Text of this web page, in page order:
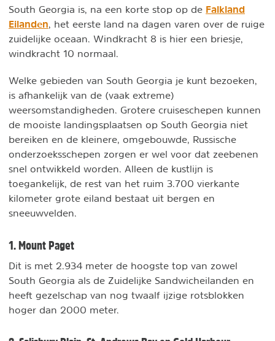
South Georgia is, na een korte stop op de Falkland
Eilanden, het eerste land na dagen varen over de ruige
zuidelijke oceaan. Windkracht 8 is hier een briesje,
windkracht 10 normaal.
Welke gebieden van South Georgia je kunt bezoeken,
is afhankelijk van de (vaak extreme)
weersomstandigheden. Grotere cruiseschepen kunnen
de mooiste landingsplaatsen op South Georgia niet
bereiken en de kleinere, omgebouwde, Russische
onderzoeksschepen zorgen er wel voor dat zeebenen
snel ontwikkeld worden. Alleen de kustlijn is
toegankelijk, de rest van het ruim 3.700 vierkante
kilometer grote eiland bestaat uit bergen en
sneeuwvelden.
1. Mount Paget
Dit is met 2.934 meter de hoogste top van zowel
South Georgia als de Zuidelijke Sandwicheilanden en
heeft gezelschap van nog twaalf ijzige rotsblokken
hoger dan 2000 meter.